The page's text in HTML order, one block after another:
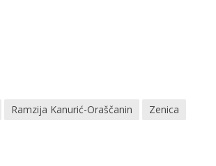
Ramzija Kanurić-Oraščanin Zenica